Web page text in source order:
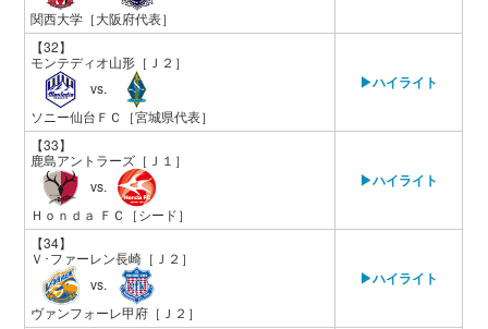
関西大学 ［大阪府代表］
【32】
モンテディオ山形 ［Ｊ２］
vs.
ソニー仙台ＦＣ
［宮城県代表］
▶ハイライト
【33】
鹿島アントラーズ ［Ｊ１］
vs.
Ｈｏｎｄａ ＦＣ
［シード］
▶ハイライト
【34】
Ｖ･ファーレン長崎 ［Ｊ２］
vs.
ヴァンフォーレ甲府 ［Ｊ２］
▶ハイライト